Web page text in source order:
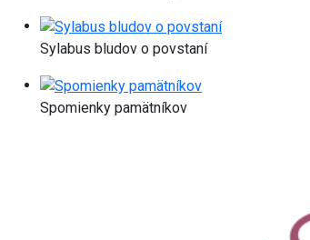
Sylabus bludov o povstaní
Spomienky pamätníkov